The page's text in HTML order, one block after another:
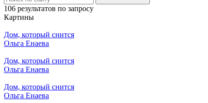
106 результатов по запросу
Картины
Дом, который снится
Ольга Енаева
Дом, который снится
Ольга Енаева
Дом, который снится
Ольга Енаева